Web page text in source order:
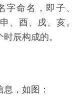
命名，即子、
、酉、戌、亥。
辰构成的。
，如图：